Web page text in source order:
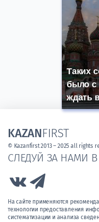
Таких
было с
ждать
СЛЕДУЙ ЗА НАМИ
Link to Vk
На сайте применяются
технологии предоставления
систематизации и анализа
KAZANFIRST
© Kazanfirst 2013 – 2025 all rights